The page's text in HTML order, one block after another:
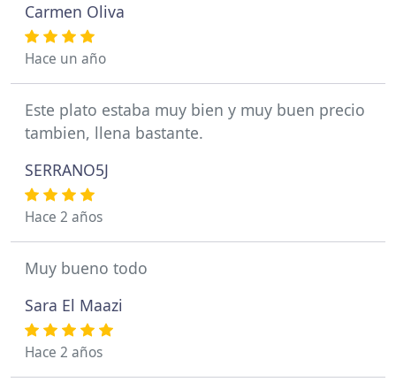
Carmen Oliva
Hace un año
Este plato estaba muy bien y muy buen precio
tambien, llena bastante.
SERRANO5J
Hace 2 años
Muy bueno todo
Sara El Maazi
Hace 2 años